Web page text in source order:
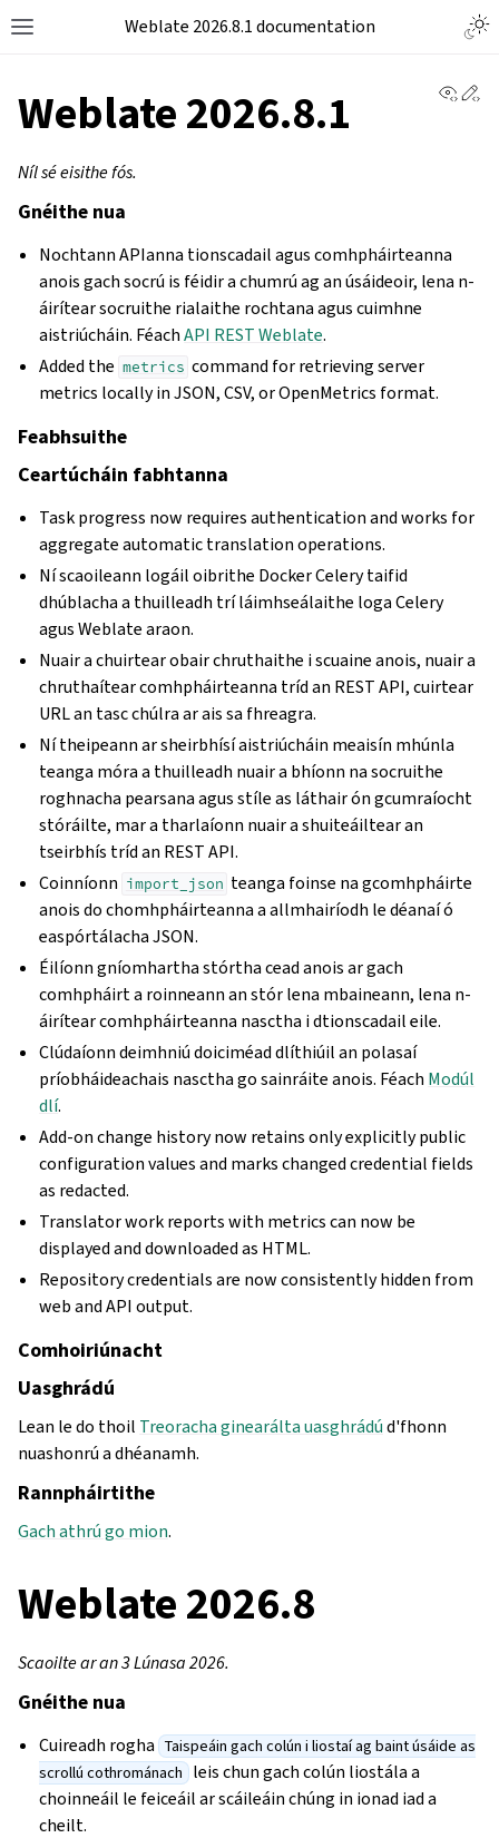
Weblate 2026.8.1 documentation
Weblate 2026.8.1
Níl sé eisithe fós.
Gnéithe nua
Nochtann APIanna tionscadail agus comhpháirteanna
anois gach socrú is féidir a chumrú ag an úsáideoir, lena n-
áirítear socruithe rialaithe rochtana agus cuimhne
aistriúcháin. FéachAPI REST Weblate.
Added the metrics command for retrieving server
metrics locally in JSON, CSV, or OpenMetrics format.
Feabhsuithe
Ceartúcháin fabhtanna
Task progress now requires authentication and works for
aggregate automatic translation operations.
Ní scaoileann logáil oibrithe Docker Celery taifid
dhúblacha a thuilleadh trí láimhseálaithe loga Celery
agus Weblate araon.
Nuair a chuirtear obair chruthaithe i scuaine anois, nuair a
chruthaítear comhpháirteanna tríd an REST API, cuirtear
URL an tasc chúlra ar ais sa fhreagra.
Ní theipeann ar sheirbhísí aistriúcháin meaisín mhúnla
teanga móra a thuilleadh nuair a bhíonn na socruithe
roghnacha pearsana agus stíle as láthair ón gcumraíocht
stóráilte, mar a tharlaíonn nuair a shuiteáiltear an
tseirbhís tríd an REST API.
Coinníonn import_json teanga foinse na gcomhpháirte
anois do chomhpháirteanna a allmhairíodh le déanaí ó
easpórtálacha JSON.
Éilíonn gníomhartha stórtha cead anois ar gach
comhpháirt a roinneann an stór lena mbaineann, lena n-
áirítear comhpháirteanna nasctha i dtionscadail eile.
Clúdaíonn deimhniú doiciméad dlíthiúil an polasaí
príobháideachais nasctha go sainráite anois. Féach Modúl
dlí.
Add-on change history now retains only explicitly public
configuration values and marks changed credential fields
as redacted.
Translator work reports with metrics can now be
displayed and downloaded as HTML.
Repository credentials are now consistently hidden from
web and API output.
Comhoiriúnacht
Uasghrádú
Lean le do thoil Treoracha ginearálta uasghrádúd'fhonn
nuashonrú a dhéanamh.
Rannpháirtithe
Gach athrú go mion.
Weblate 2026.8
Scaoilte ar an 3 Lúnasa 2026.
Gnéithe nua
Cuireadh rogha Taispeáin gach colún i liostaí ag baint úsáide as
scrollú cothrománach leis chun gach colún liostála a
choinneáil le feiceáil ar scáileáin chúng in ionad iad a
cheilt.